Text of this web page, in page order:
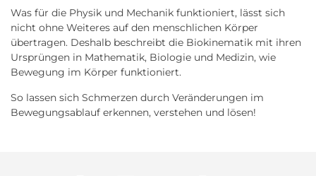
Was für die Physik und Mechanik funktioniert, lässt sich
nicht ohne Weiteres auf den menschlichen Körper
übertragen. Deshalb beschreibt die Biokinematik mit ihren
Ursprüngen in Mathematik, Biologie und Medizin, wie
Bewegung im Körper funktioniert.
So lassen sich Schmerzen durch Veränderungen im
Bewegungsablauf erkennen, verstehen und lösen!